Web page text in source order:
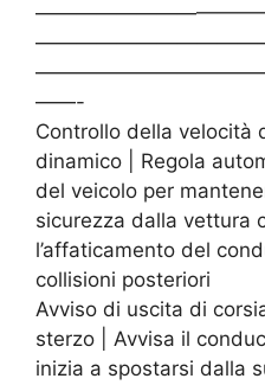
——-
Controllo della velocità
dinamico | Regola
del veicolo per
sicurezza dalla vettura
l’affaticamento del
collisioni posteriori
Avviso di uscita di
sterzo | Avvisa il
inizia a spostarsi dalla